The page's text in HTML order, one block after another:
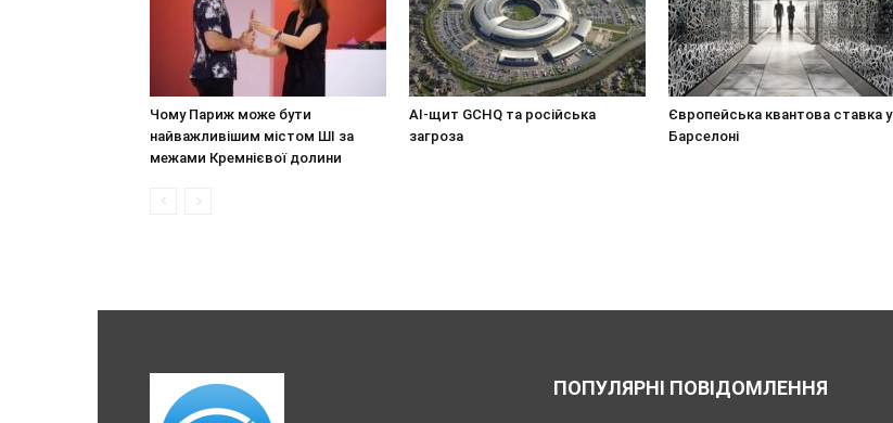
Чому Париж може бути
найважливішим містом ШІ за
межами Кремнієвої долини
AI-щит GCHQ та російська
загроза
Європейська квантова ставка у
Барселоні
ПОПУЛЯРНІ ПОВІДОМЛЕННЯ